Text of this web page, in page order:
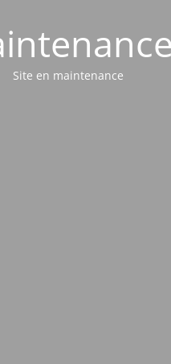
Site en maintenance